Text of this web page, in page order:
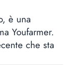
è una
Youfarmer.
che sta